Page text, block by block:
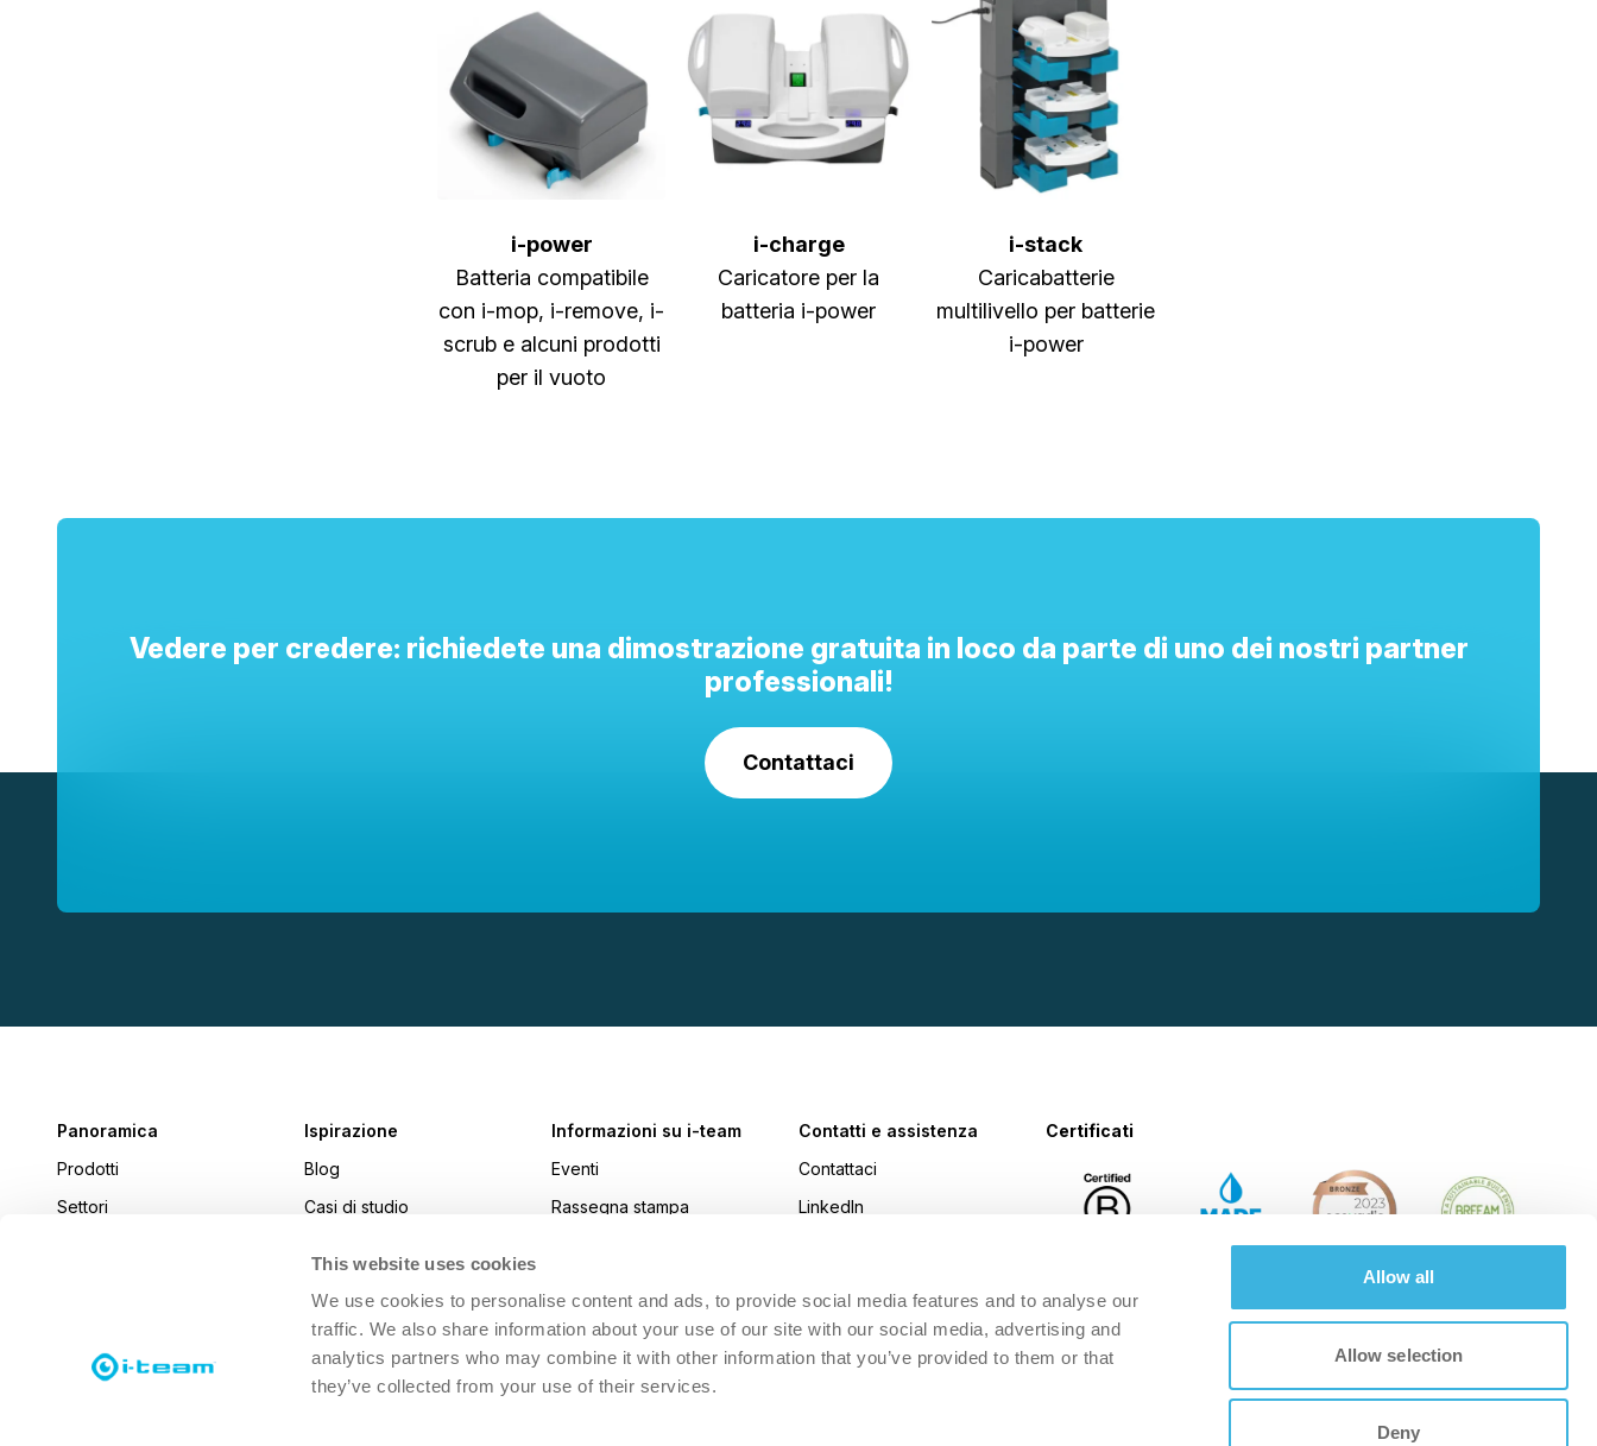
This website uses cookies
We use cookies to personalise content and ads, to provide social media features and to analyse our
traffic. We also share information about your use of our site with our social media, advertising and
analytics partners who may combine it with other information that you’ve provided to them or that
they’ve collected from your use of their services.
Allow all
Allow selection
Deny
i-power
Batteria compatibile
con i-mop, i-remove, i-
scrub e alcuni prodotti
per il vuoto
i-charge
Caricatore per la
batteria i-power
i-stack
Caricabatterie
multilivello per batterie
i-power
Vedere per credere: richiedete una dimostrazione gratuita in loco da parte di uno dei nostri partner
professionali!
Contattaci
Panoramica
Prodotti
Settori
Ispirazione
Blog
Casi di studio
Informazioni su i-team
Eventi
Rassegna stampa
Sostenibilità
Made Blue
i-academy
Contatti e assistenza
Contattaci
LinkedIn
Facebook
Certificati